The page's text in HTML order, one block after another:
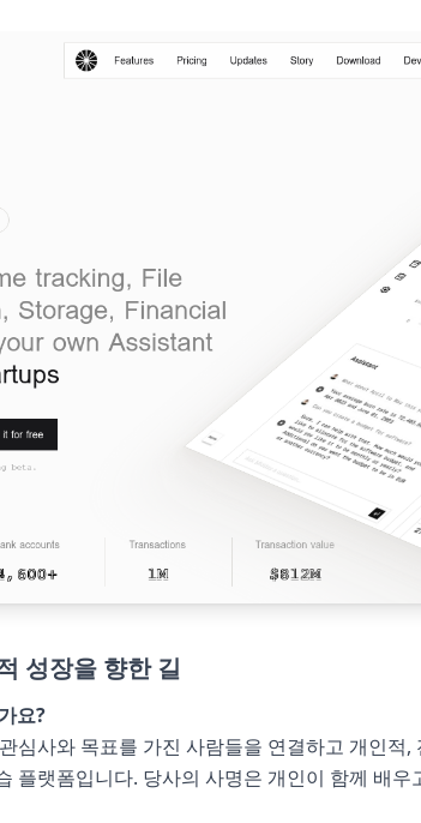
성장을 향한 길
요?
심사와 목표를 가진 사람들을 연결하고 개인적
플랫폼입니다. 당사의 사명은 개인이 함께 배